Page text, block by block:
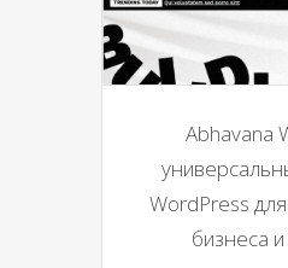
Abhavana
WordPress
бизнеса